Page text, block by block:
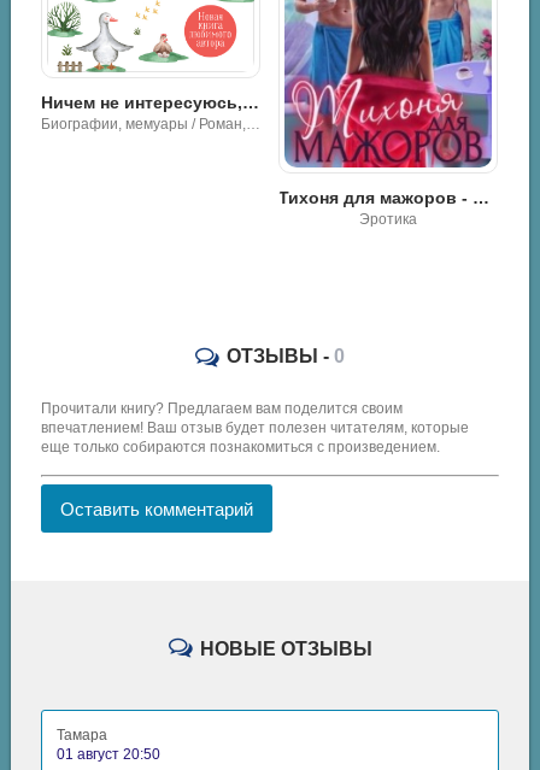
Патруль 6 - Макс Гудвин
ОТЗЫВЫ - 0
Прочитали книгу? Предлагаем вам поделится своим
впечатлением! Ваш отзыв будет полезен читателям, которые
еще только собираются познакомиться с произведением.
Оставить комментарий
НОВЫЕ ОТЗЫВЫ
Тамара
01 август 20:50